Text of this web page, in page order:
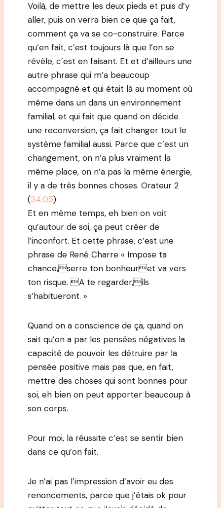
Voilà, de mettre les deux pieds et puis d’y
aller, puis on verra bien ce que ça fait,
comment ça va se co-construire. Parce
qu’en fait, c’est toujours là que l’on se
révèle, c’est en faisant. Et et d’ailleurs une
autre phrase qui m’a beaucoup
accompagné et qui était là au moment où
même dans un dans un environnement
familial, et qui fait que quand on décide
une reconversion, ça fait changer tout le
système familial aussi. Parce que c’est un
changement, on n’a plus vraiment la
même place, on n’a pas la même énergie,
il y a de très bonnes choses. Orateur 2
(34:05)
Et en même temps, eh bien on voit
qu’autour de soi, ça peut créer de
l’inconfort. Et cette phrase, c’est une
phrase de René Charre « Impose ta
chance,serre ton bonheuret va vers
ton risque. A te regarder,ils
s’habitueront. »
Quand on a conscience de ça, quand on
sait qu’on a par les pensées négatives la
capacité de pouvoir les détruire par la
pensée positive mais pas que, en fait,
mettre des choses qui sont bonnes pour
soi, eh bien on peut apporter beaucoup à
son corps.
Pour moi, la réussite c’est se sentir bien
dans ce qu’on fait.
Je n’ai pas l’impression d’avoir eu des
renoncements, parce que j’étais ok pour